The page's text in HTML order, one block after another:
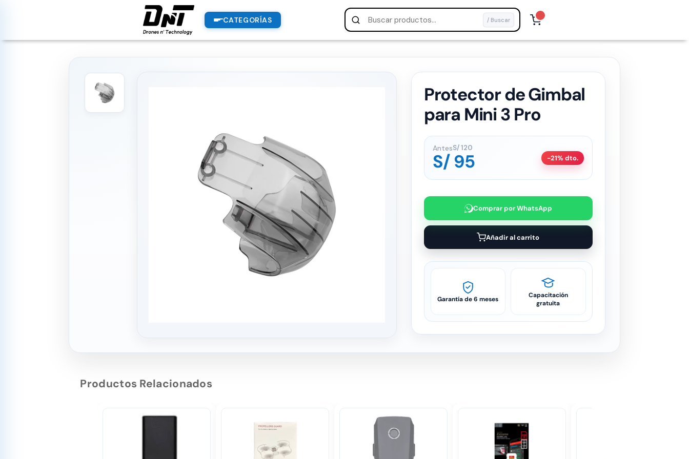
CATEGORÍAS / Buscar
Protector de Gimbal
para Mini 3 Pro
AntesS/120
S/95 -21% dto.
Comprar por WhatsApp
Añadir al carrito
Garantía de 6 meses
Capacitación
gratuita
Productos Relacionados
PRODUCTOS
productos destacados